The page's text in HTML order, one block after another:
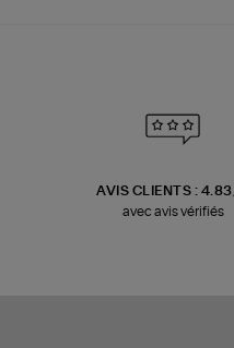
AVIS CLIENTS :
avec avis vérifiés